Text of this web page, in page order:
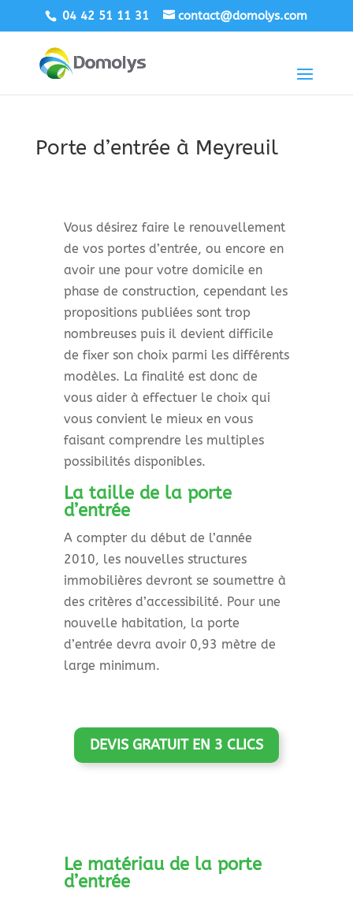
04 42 51 11 31 contact@domolys.com
Porte d’entrée à Meyreuil
Vous désirez faire le renouvellement
de vos portes d’entrée, ou encore en
avoir une pour votre domicile en
phase de construction, cependant les
propositions publiées sont trop
nombreuses puis il devient difficile
de fixer son choix parmi les différents
modèles. La finalité est donc de
vous aider à effectuer le choix qui
vous convient le mieux en vous
faisant comprendre les multiples
possibilités disponibles.
La taille de la porte
d’entrée
A compter du début de l’année
2010, les nouvelles structures
immobilières devront se soumettre à
des critères d’accessibilité. Pour une
nouvelle habitation, la porte
d’entrée devra avoir 0,93 mètre de
large minimum.
DEVIS GRATUIT EN 3 CLICS
Le matériau de la porte
d’entrée